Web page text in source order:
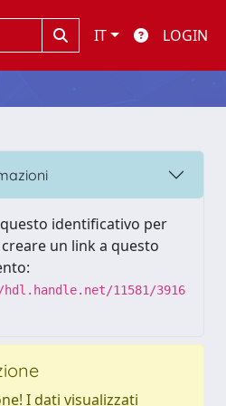
IT LOGIN
identificativo per
un link a questo
11581/3916
I dati visualizzati